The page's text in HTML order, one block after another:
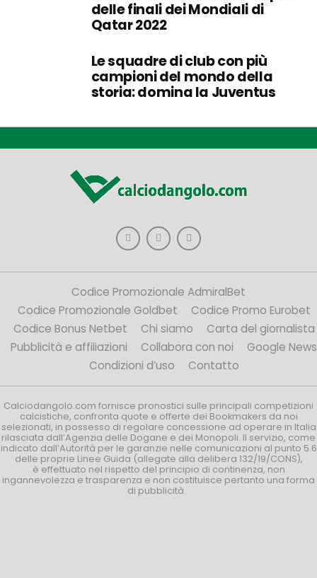
delle finali dei Mondiali di
Qatar 2022
Le squadre di club con più
campioni del mondo della
storia: domina la Juventus
Codice Promozionale AdmiralBet
Codice Promozionale Goldbet
Codice Promo Eurobet
Codice Bonus Netbet
Chi siamo
Carta del giornalista
Pubblicità e affiliazioni
Collabora con noi
Google News
Condizioni d’uso
Contatto
Calciodangolo.com fornisce pronostici sulle principali competizioni
calcistiche, confronta quote e offerte dei Bookmakers da noi
selezionati, in possesso di regolare concessione ad operare in Italia
rilasciata dall’Agenzia delle Dogane e dei Monopoli. Il servizio, come
indicato dall’Autorità per le garanzie nelle comunicazioni al punto 5.6
delle proprie Linee Guida (allegate alla delibera 132/19/CONS),
è effettuato nel rispetto del principio di continenza, non
ingannevolezza e trasparenza e non costituisce pertanto una forma
di pubblicità.